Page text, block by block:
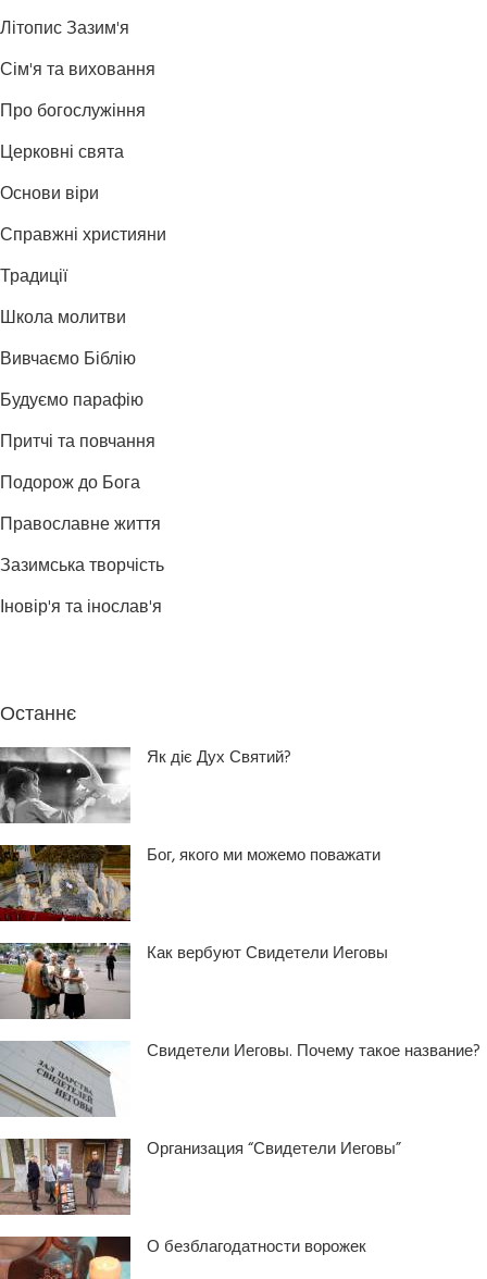
Літопис Зазим'я
Сім'я та виховання
Про богослужіння
Церковні свята
Основи віри
Справжні християни
Традиції
Школа молитви
Вивчаємо Біблію
Будуємо парафію
Притчі та повчання
Подорож до Бога
Православне життя
Зазимська творчість
Іновір'я та інослав'я
Останнє
Як діє Дух Святий?
Бог, якого ми можемо поважати
Как вербуют Свидетели Иеговы
Свидетели Иеговы. Почему такое название?
Организация “Свидетели Иеговы”
О безблагодатности ворожек